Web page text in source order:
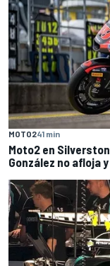
MOTO241 min
Moto2 en
González no afloja